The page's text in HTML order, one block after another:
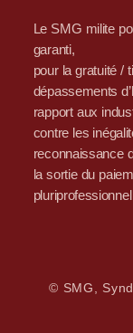
Le SMG milite
garanti,
pour la gratuité /
dépassements
rapport aux
contre les
reconnaissance
la sortie du
pluriprofessionnel
© SMG,